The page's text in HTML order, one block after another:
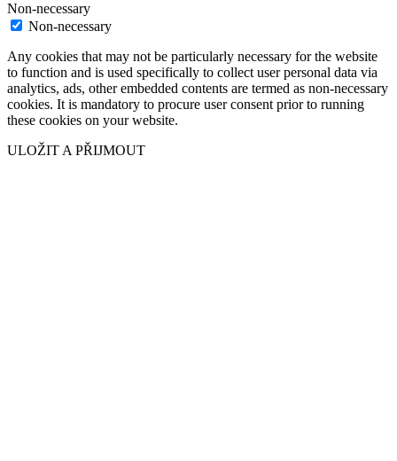
Non-necessary
Non-necessary
Any cookies that may not be particularly necessary for the website
to function and is used specifically to collect user personal data via
analytics, ads, other embedded contents are termed as non-necessary
cookies. It is mandatory to procure user consent prior to running
these cookies on your website.
ULOŽIT A PŘIJMOUT